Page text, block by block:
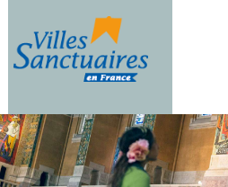
contenu